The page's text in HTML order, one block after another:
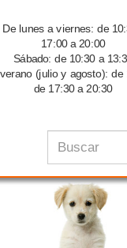
De lunes a viernes: de
17:00 a 20:00
Sábado: de 10:30 a
(julio y agosto): de
de 17:30 a 20:30